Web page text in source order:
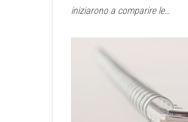
iniziarono a comparire le…